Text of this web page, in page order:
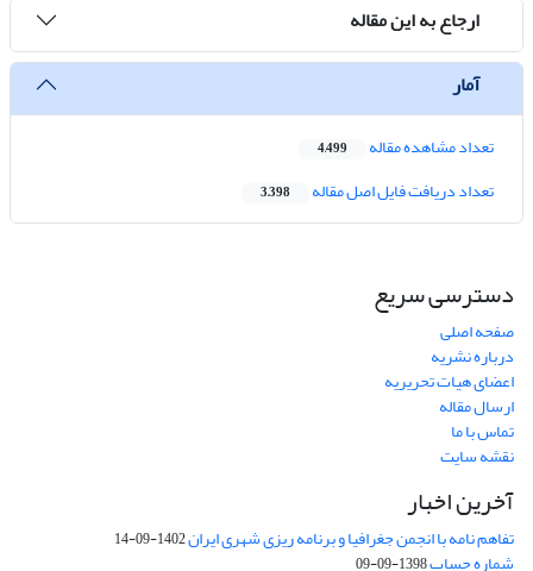
ارجاع به این مقاله
آمار
تعداد مشاهده مقاله 4,499
تعداد دریافت فایل اصل مقاله 3,398
دسترسی سریع
صفحه اصلی
درباره نشریه
اعضای هیات تحریریه
ارسال مقاله
تماس با ما
نقشه سایت
آخرین اخبار
تفاهم نامه با انجمن جغرافیا و برنامه ریزی شهری ایران1402-09-14
شماره حساب1398-09-09